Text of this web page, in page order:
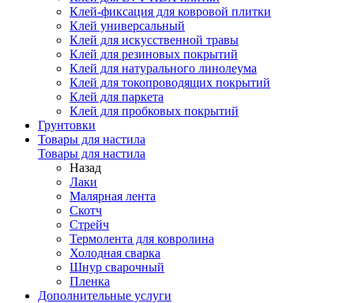
Клей-фиксация для ковровой плитки
Клей универсальный
Клей для искусственной травы
Клей для резиновых покрытий
Клей для натурального линолеума
Клей для токопроводящих покрытий
Клей для паркета
Клей для пробковых покрытий
Грунтовки
Товары для настила
Товары для настила
Назад
Лаки
Малярная лента
Скотч
Стрейч
Термолента для ковролина
Холодная сварка
Шнур сварочный
Пленка
Дополнительные услуги